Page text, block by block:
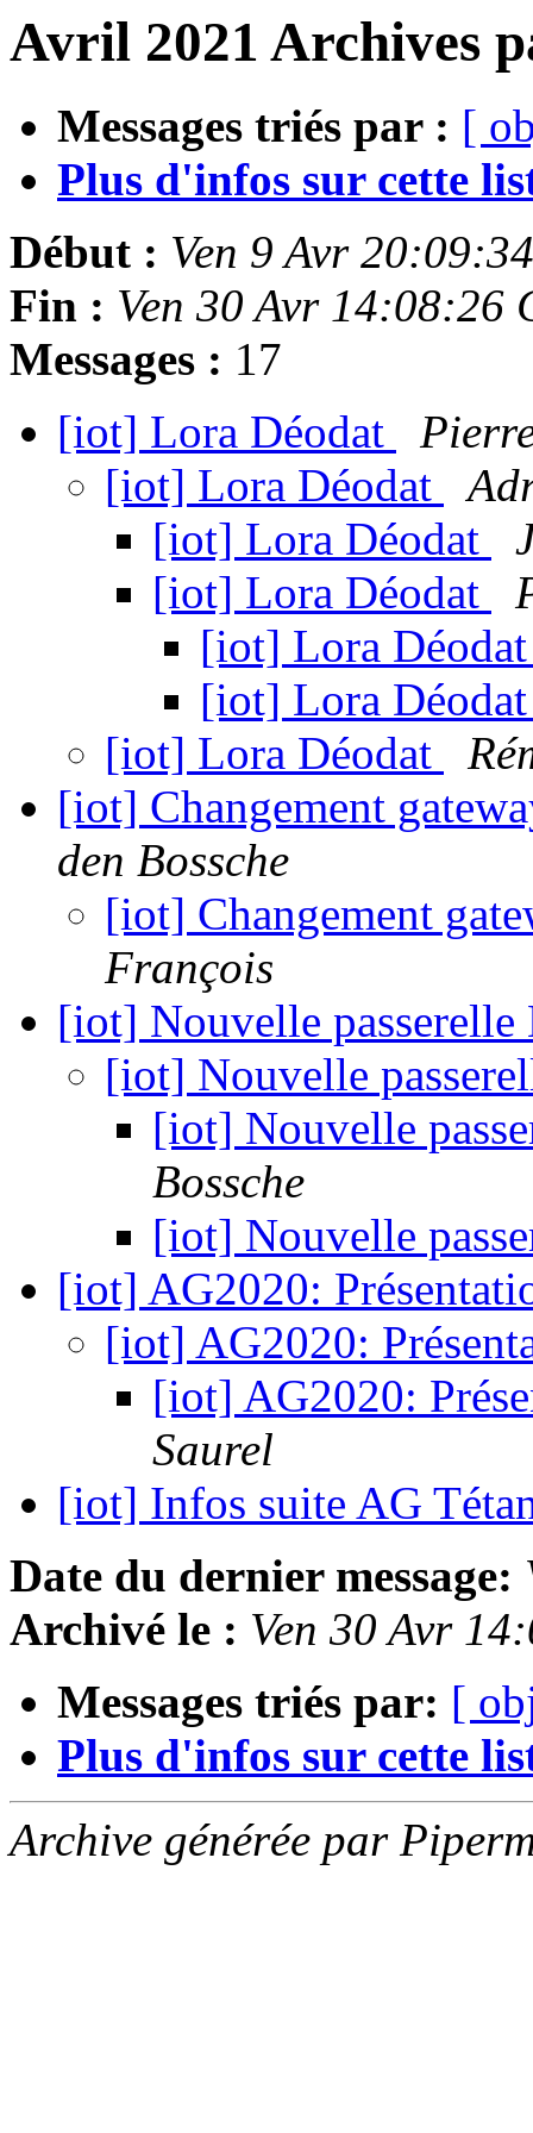
Avril 2021 Archives
Messages triés par : [
Plus d'infos sur cette
Début : Ven 9 Avr
Fin : Ven 30 Avr 14:08:26
Messages : 17
[iot] Lora Déodat
[iot] Lora Déodat
[iot] Lora Déodat
[iot] Lora Déodat
[iot] Lora
[iot] Lora
[iot] Lora Déodat
[iot] Changement
den Bossche
[iot] Changement
François
[iot] Nouvelle
[iot] Nouvelle
[iot] Nouvelle
Bossche
[iot] Nouvelle
[iot] AG2020:
[iot] AG2020:
[iot] AG2020:
Saurel
[iot] Infos suite AG
Date du dernier message:
Archivé le : Ven 30 Avr
Messages triés par: [
Plus d'infos sur cette
Archive générée par